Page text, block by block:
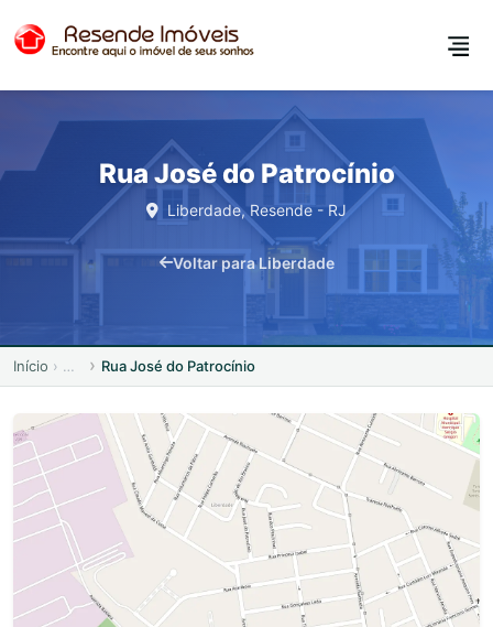
Rua José do Patrocínio
Liberdade, Resende - RJ
Voltar para Liberdade
Início Rua José do Patrocínio